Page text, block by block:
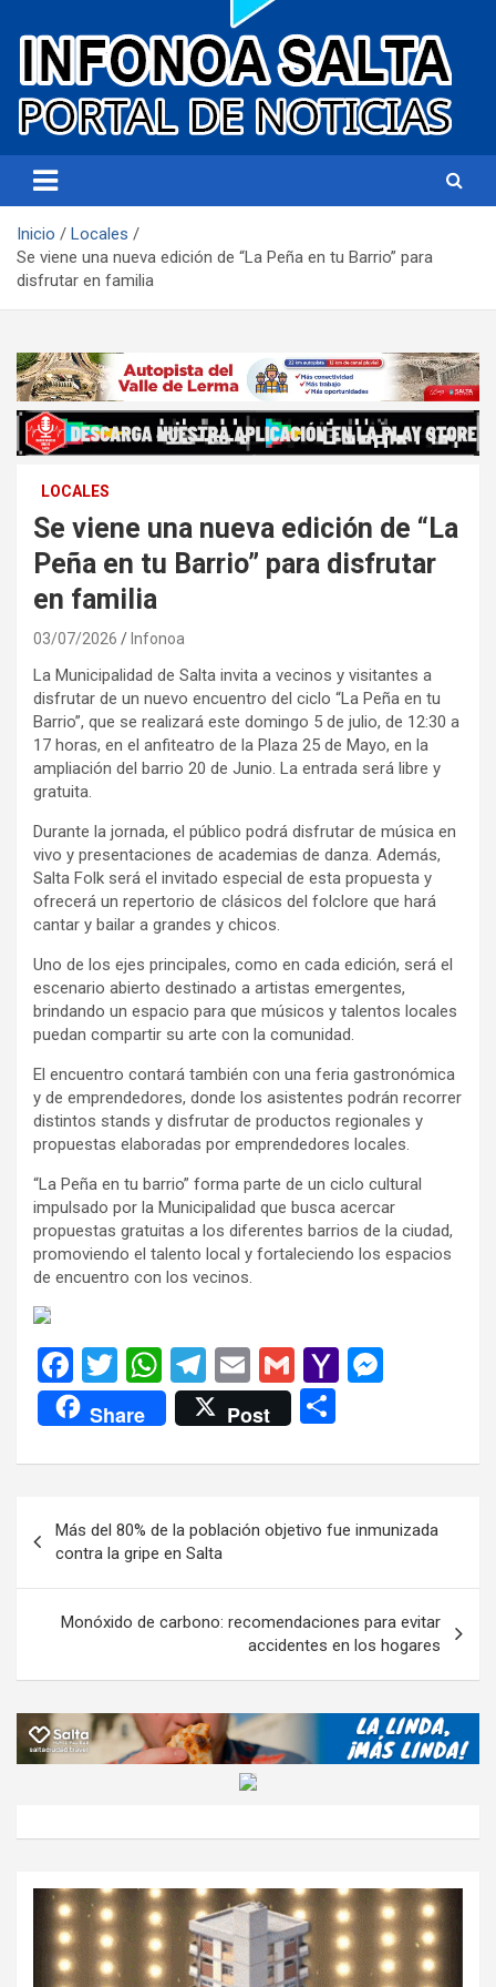
Infonoa Salta
Inicio
Locales
Se viene una nueva edición de “La Peña en tu Barrio” para
disfrutar en familia
LOCALES
Se viene una nueva edición de “La
Peña en tu Barrio” para disfrutar
en familia
03/07/2026 Infonoa
La Municipalidad de Salta invita a vecinos y visitantes a
disfrutar de un nuevo encuentro del ciclo “La Peña en tu
Barrio”, que se realizará este domingo 5 de julio, de 12:30 a
17 horas, en el anfiteatro de la Plaza 25 de Mayo, en la
ampliación del barrio 20 de Junio. La entrada será libre y
gratuita.
Durante la jornada, el público podrá disfrutar de música en
vivo y presentaciones de academias de danza. Además,
Salta Folk será el invitado especial de esta propuesta y
ofrecerá un repertorio de clásicos del folclore que hará
cantar y bailar a grandes y chicos.
Uno de los ejes principales, como en cada edición, será el
escenario abierto destinado a artistas emergentes,
brindando un espacio para que músicos y talentos locales
puedan compartir su arte con la comunidad.
El encuentro contará también con una feria gastronómica
y de emprendedores, donde los asistentes podrán recorrer
distintos stands y disfrutar de productos regionales y
propuestas elaboradas por emprendedores locales.
“La Peña en tu barrio” forma parte de un ciclo cultural
impulsado por la Municipalidad que busca acercar
propuestas gratuitas a los diferentes barrios de la ciudad,
promoviendo el talento local y fortaleciendo los espacios
de encuentro con los vecinos.
F
a
ce
b
o
k
T
wi
tt
er
W
h
at
s
p
p
T
el
e
gr
m
E
m
ail
G
m
ail
Y
o
M
ail
n
er
Share Post
m
ar
tir
de
entradas
Más del 80% de la población objetivo fue inmunizada
contra la gripe en Salta
Monóxido de carbono: recomendaciones para evitar
accidentes en los hogares